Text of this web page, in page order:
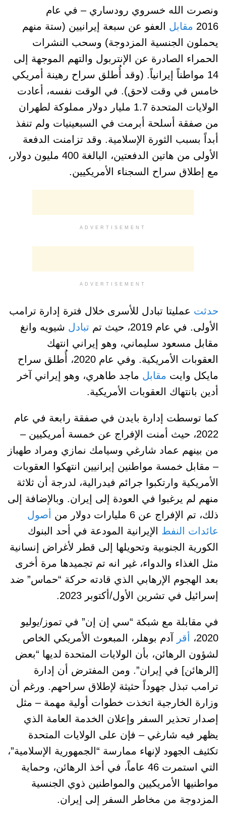
ونصرت الله خسروي رودساري – في عام
2016 مقابل العفو عن سبعة إيرانيين (ستة منهم
يحملون الجنسية المزدوجة) وسحب النشرات
الحمراء الصادرة عن الإنتربول والتهم الموجهة إلى
14 مواطناً إيرانياً. (وقد أُطلق سراح رهينة أمريكي
خامس في وقت لاحق). في الوقت نفسه، أعادت
الولايات المتحدة 1.7 مليار دولار مملوكة لطهران
من صفقة أسلحة أبرمت في السبعينيات ولم تنفذ
أبداً بسبب الثورة الإسلامية. وقد تزامنت الدفعة
الأولى من هاتين الدفعتين، البالغة 400 مليون دولار،
مع إطلاق سراح السجناء الأمريكيين.
ADVERTISEMENT
ADVERTISEMENT
حدثت عمليتا تبادل للأسرى خلال فترة إدارة ترامب
الأولى. في عام 2019، حيث تم
تبادل شيويه وانغ
مقابل مسعود سليماني، وهو إيراني انتهك
العقوبات الأمريكية. وفي عام 2020، أُطلق سراح
مايكل وايت مقابل ماجد طاهري، وهو إيراني آخر
أدين بانتهاك العقوبات الأمريكية.
كما توسطت إدارة بايدن في صفقة رابعة في عام
2022، حيث أمنت الإفراج عن خمسة أمريكيين –
من بينهم عماد شارغي وسيامك نمازي ومراد طهباز
– مقابل خمسة مواطنين إيرانيين انتهكوا العقوبات
الأمريكية وارتكبوا جرائم فيدرالية، لدرجة أن ثلاثة
منهم لم يرغبوا في العودة إلى إيران. وبالإضافة إلى
ذلك، تم الإفراج عن 6 مليارات دولار من
أصول
عائدات النفط الإيرانية المودعة في أحد البنوك
الكورية الجنوبية وتحويلها إلى قطر لأغراض إنسانية
مثل الغذاء والدواء، غير انه تم تجميدها مرة أخرى
بعد الهجوم الإرهابي الذي قادته حركة “حماس” ضد
إسرائيل في تشرين الأول/أكتوبر 2023.
في مقابلة مع شبكة “سي إن إن” في تموز/يوليو
2020،
أقر
آدم بوهلر، المبعوث الأمريكي الخاص
لشؤون الرهائن، بأن الولايات المتحدة لديها “بعض
[الرهائن] في إيران”. ومن المفترض أن إدارة
ترامب تبذل جهوداً حثيثة لإطلاق سراحهم. ورغم أن
وزارة الخارجية اتخذت خطوات أولية مهمة – مثل
إصدار تحذير السفر وإعلان الخدمة العامة الذي
يظهر فيه شارغي – فإن على الولايات المتحدة
تكثيف الجهود لإنهاء ممارسة “الجمهورية الإسلامية”،
التي استمرت 46 عاماً، في أخذ الرهائن، وحماية
مواطنيها الأمريكيين والمواطنين ذوي الجنسية
المزدوجة من مخاطر السفر إلى إيران.